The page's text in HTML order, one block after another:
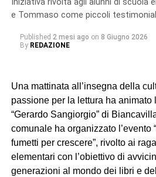
un’importante occasione di
«Attraverso il racconto diretto di
complesso in modo autentico ed
coinvolgente».
La didattica delle
Gli alunni hanno partecipato con
ponendo domande significative e
sensibilità sorprendente verso i
Iniziativa rivolta agli alunni di scuola
e Tommaso come piccoli testimonial
Published 2 mesi ago on 8 Giugno 2026
By REDAZIONE
Una mattinata all’insegna della
passione per la lettura ha
“Gerardo Sangiorgio” di
comunale ha organizzato l’evento
fumetti per crescere”, rivolto ai
elementari con l’obiettivo di
generazioni al mondo dei libri e